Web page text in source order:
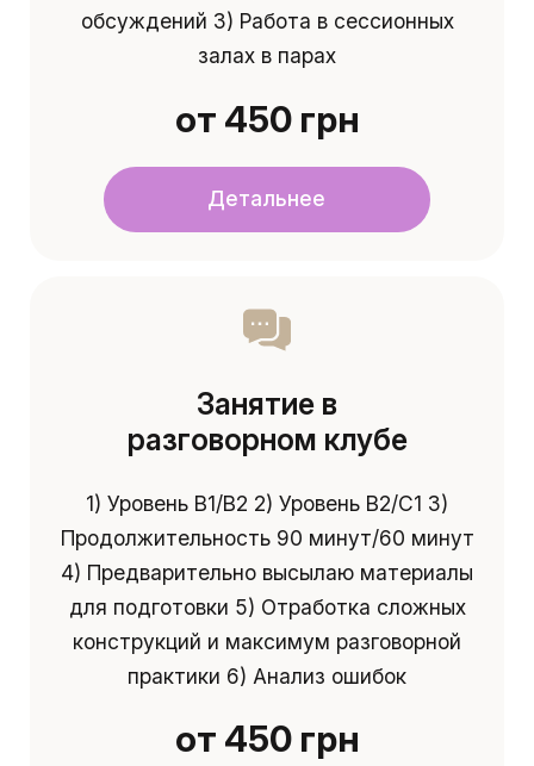
обсуждений 3) Работа в сессионных
залах в парах
от 450 грн
Детальнее
Занятие в
разговорном клубе
1) Уровень B1/B2 2) Уровень B2/C1 3)
Продолжительность 90 минут/60 минут
4) Предварительно высылаю материалы
для подготовки 5) Отработка сложных
конструкций и максимум разговорной
практики 6) Анализ ошибок
от 450 грн